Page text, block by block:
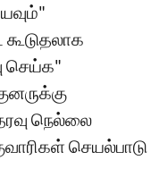
செய்க"
நெல்லை
செயல்பாடு